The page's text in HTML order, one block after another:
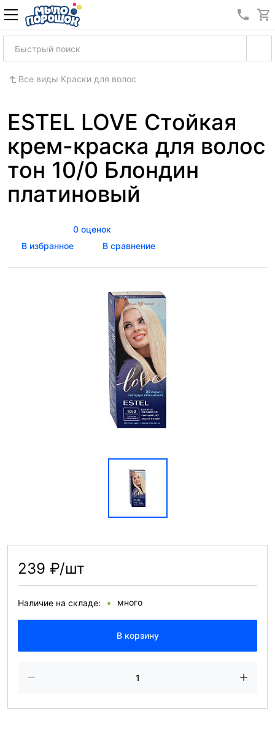
8
Все виды Краски для волос
ESTEL LOVE Стойкая
крем-краска для волос
тон 10/0 Блондин
платиновый
0 оценок
В избранное
В сравнение
239 ₽/шт
Наличие на складе: много
В корзину